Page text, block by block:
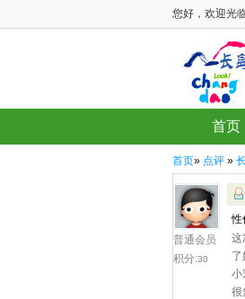
您好，欢迎光
首页
首页» 点评 »
普通会员
积分:30
性
这
了
小
很